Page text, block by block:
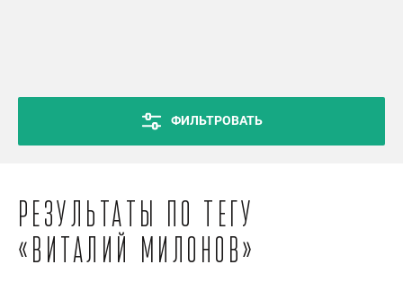
ФИЛЬТРОВАТЬ
Результаты по тегу
«Виталий Милонов»